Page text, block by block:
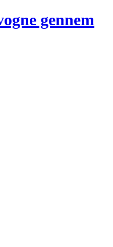
gennem